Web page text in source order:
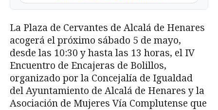
La Plaza de Cervantes de Alcalá de Henares
acogerá el próximo sábado 5 de mayo,
desde las 10:30 y hasta las 13 horas, el IV
Encuentro de Encajeras de Bolillos,
organizado por la Concejalía de Igualdad
del Ayuntamiento de Alcalá de Henares y la
Asociación de Mujeres Vía Complutense que